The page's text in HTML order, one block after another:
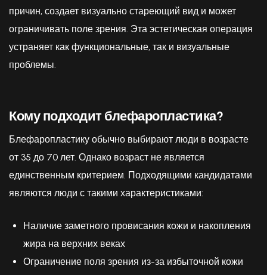
причин, создает визуально стареющий вид и может
ограничивать поле зрения. Эта эстетическая операция
устраняет как функциональные, так и визуальные
проблемы.
Кому подходит блефаропластика?
Блефаропластику обычно выбирают люди в возрасте
от 35 до 70 лет. Однако возраст не является
единственным критерием. Подходящими кандидатами
являются люди с такими характеристиками:
Наличие заметного провисания кожи и накопления
жира на верхних веках
Ограничение поля зрения из-за избыточной кожи